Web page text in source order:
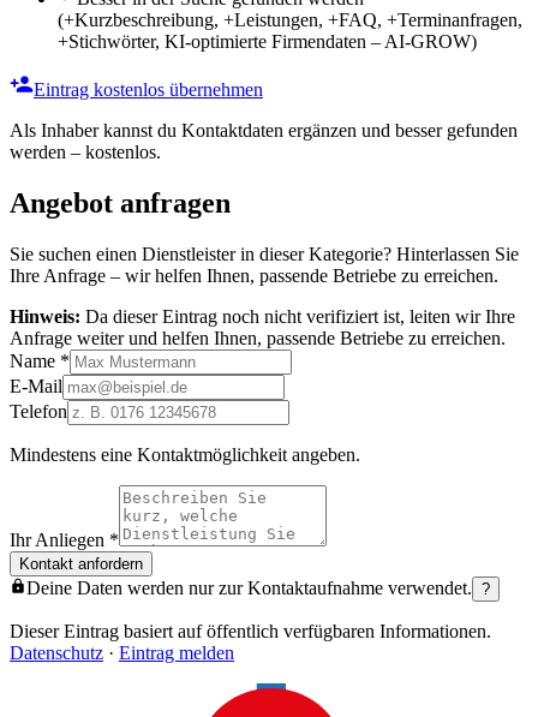
(+Kurzbeschreibung, +Leistungen, +FAQ, +Terminanfragen,
+Stichwörter, KI-optimierte Firmendaten – AI-GROW)
Eintrag kostenlos übernehmen
Als Inhaber kannst du Kontaktdaten ergänzen und besser gefunden
werden – kostenlos.
Angebot anfragen
Sie suchen einen Dienstleister in dieser Kategorie? Hinterlassen Sie
Ihre Anfrage – wir helfen Ihnen, passende Betriebe zu erreichen.
Hinweis: Da dieser Eintrag noch nicht verifiziert ist, leiten wir Ihre
Anfrage weiter und helfen Ihnen, passende Betriebe zu erreichen.
Name *
E-Mail
Telefon
Mindestens eine Kontaktmöglichkeit angeben.
Ihr Anliegen *
Kontakt anfordern
Deine Daten werden nur zur Kontaktaufnahme verwendet. ?
Dieser Eintrag basiert auf öffentlich verfügbaren Informationen.
Datenschutz · Eintrag melden